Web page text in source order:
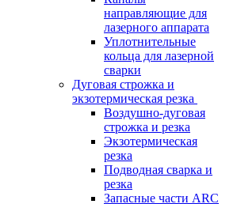
направляющие для
лазерного аппарата
Уплотнительные
кольца для лазерной
сварки
Дуговая строжка и
экзотермическая резка
Воздушно-дуговая
строжка и резка
Экзотермическая
резка
Подводная сварка и
резка
Запасные части ARC